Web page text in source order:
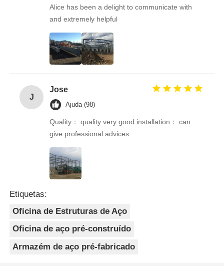
Alice has been a delight to communicate with
and extremely helpful
J
Jose
Ajuda (98)
Quality： quality very good installation： can
give professional advices
Etiquetas:
Oficina de Estruturas de Aço
Oficina de aço pré-construído
Armazém de aço pré-fabricado